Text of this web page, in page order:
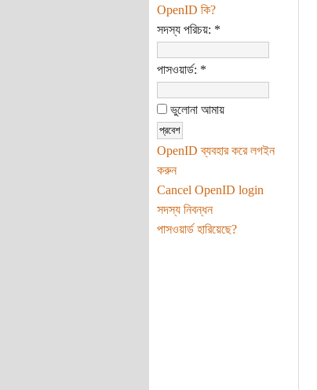
OpenID কি?
সদস্য পরিচয়: *
পাসওয়ার্ড: *
ভুলোনা আমায়
OpenID ব্যবহার করে লগইন
করুন
Cancel OpenID login
সদস্য নিবন্ধন
পাসওয়ার্ড হারিয়েছে?